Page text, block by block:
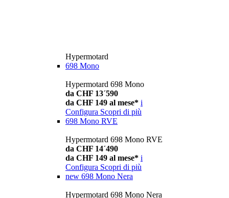
Hypermotard
698 Mono
Hypermotard 698 Mono
da CHF 13´590
da CHF 149 al mese* i
Configura Scopri di più
698 Mono RVE
Hypermotard 698 Mono RVE
da CHF 14´490
da CHF 149 al mese* i
Configura Scopri di più
new 698 Mono Nera
Hypermotard 698 Mono Nera